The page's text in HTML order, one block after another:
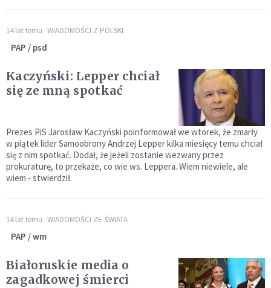
14 lat temu WIADOMOŚCI Z POLSKI
PAP / psd
Kaczyński: Lepper chciał
się ze mną spotkać
Prezes PiS Jarosław Kaczyński poinformował we wtorek, że zmarły
w piątek lider Samoobrony Andrzej Lepper kilka miesięcy temu chciał
się z nim spotkać. Dodał, że jeżeli zostanie wezwany przez
prokuraturę, to przekaże, co wie ws. Leppera. Wiem niewiele, ale
wiem - stwierdził.
14 lat temu WIADOMOŚCI ZE ŚWIATA
PAP / wm
Białoruskie media o
zagadkowej śmierci